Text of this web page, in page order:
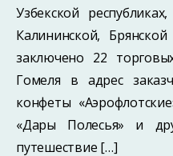
Узбекской
Калининской,
заключено 22
Гомеля в адрес
конфеты
«Дары Полесья» и
путешествие […]